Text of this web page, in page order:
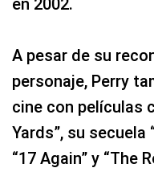
A pesar de su
personaje, Perry
cine con películas
Yards”, su secuela
“17 Again” y “The